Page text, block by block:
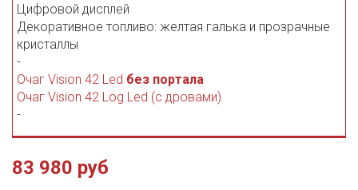
Цифровой дисплей
Декоративное топливо: желтая галька и прозрачные
кристаллы
-
Очаг Vision 42 Led без портала
Очаг Vision 42 Log Led (с дровами)
-
83 980 руб